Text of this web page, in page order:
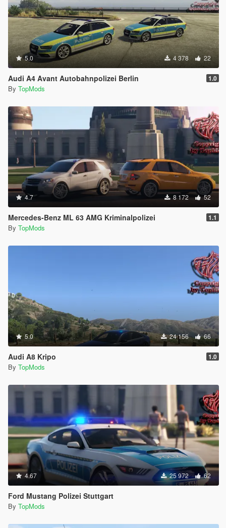
5.0 4 378 22
Audi A4 Avant Autobahnpolizei Berlin 1.0
By TopMods
4.7 8 172 52
Mercedes-Benz ML 63 AMG Kriminalpolizei 1.1
By TopMods
5.0 24 156 66
Audi A8 Kripo 1.0
By TopMods
4.67 25 972 62
Ford Mustang Polizei Stuttgart
By TopMods